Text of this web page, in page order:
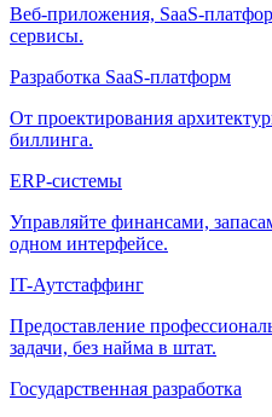
Веб-приложения, SaaS-
сервисы.
Разработка SaaS-платформ
От проектирования
биллинга.
ERP-системы
Управляйте финансами,
одном интерфейсе.
IT-Аутстаффинг
Предоставление
задачи, без найма в штат.
Государственная разработка